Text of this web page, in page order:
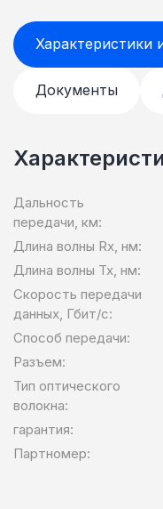
Характеристики
Документы
Дальность
передачи, км:
Длина волны Rx, нм:
Длина волны Tx, нм:
Скорость передачи
данных, Гбит/c:
Способ передачи:
Разъем:
Тип оптического
волокна:
гарантия:
Партномер: